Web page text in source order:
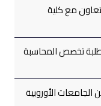
مع كلية
تخصص المحاسبة
الأوروبية